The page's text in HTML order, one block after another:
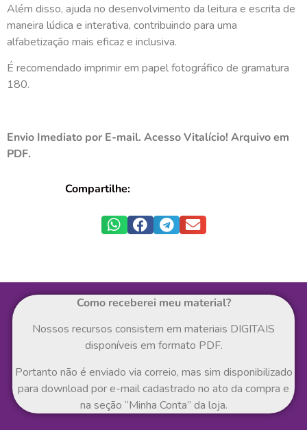
Além disso, ajuda no desenvolvimento da leitura e escrita de
maneira lúdica e interativa, contribuindo para uma
alfabetização mais eficaz e inclusiva.
É recomendado imprimir em papel fotográfico de gramatura
180.
Envio Imediato por E-mail. Acesso Vitalício! Arquivo em
PDF.
Compartilhe:
Como receberei meu material?
Nossos recursos consistem em materiais DIGITAIS
disponíveis em formato PDF.
Portanto não é enviado via correio, mas sim disponibilizado
para download por e-mail cadastrado no ato da compra e
na seção “Minha Conta” da loja.